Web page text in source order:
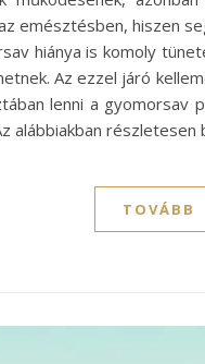
emésztésben, hiszen
hiánya is komoly
Az ezzel járó
lenni a
alábbiakban
TOVÁBB